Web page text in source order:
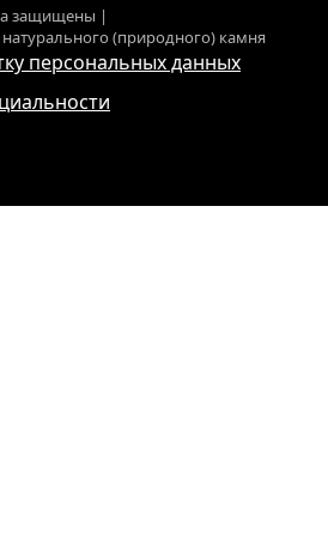
защищены |
(природного) камня
персональных данных